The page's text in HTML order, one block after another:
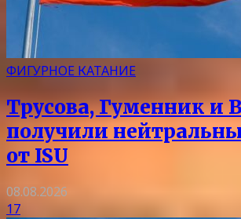
ФИГУРНОЕ КАТАНИЕ
Трусова, Гуменник и
получили
от ISU
08.08.2026
17